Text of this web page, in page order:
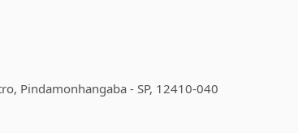
Pindamonhangaba - SP, 12410-040